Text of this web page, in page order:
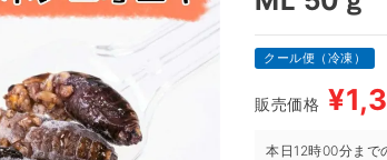
クール便（冷凍）
販売価格 ¥
本日 12時00分まで